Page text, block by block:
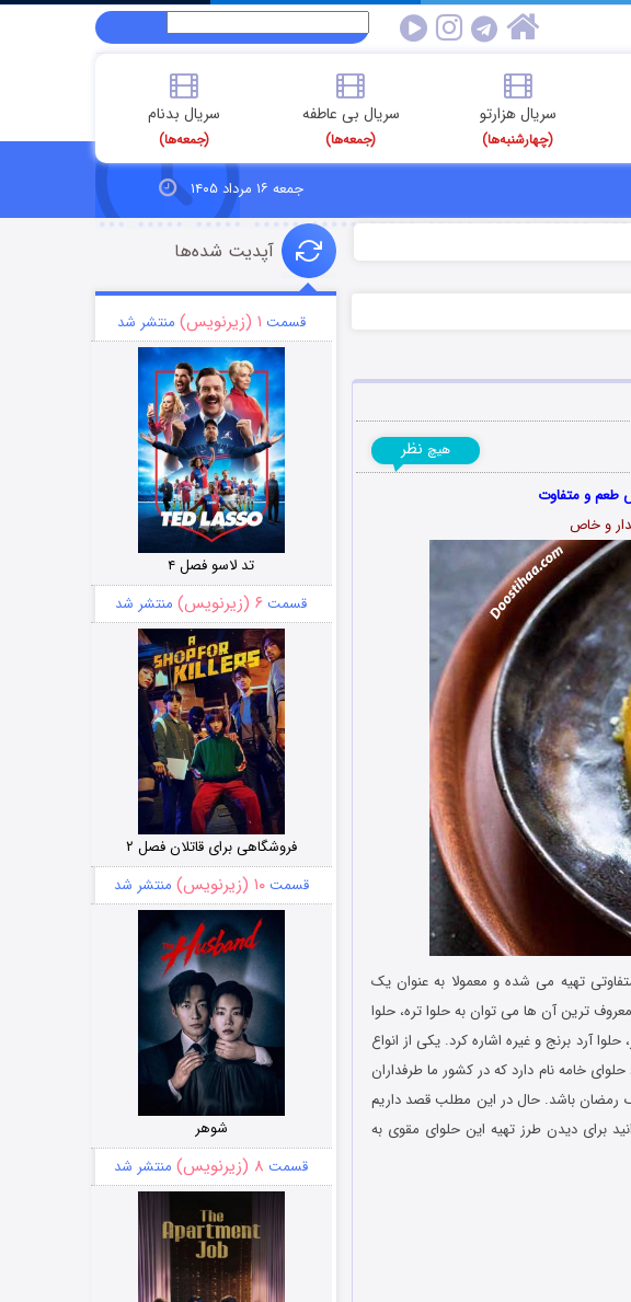
سریال هزارتو
(چهارشنبه‌ها)
سریال بی عاطفه
(جمعه‌ها)
سریال بدنام
(جمعه‌ها)
جمعه ۱۶ مرداد ۱۴۰۵
هیچ نظر
طعم و متفاوت
و خاص
تهیه می شده و معمولا به عنوان یک
ترین آن ها می توان به حلوا تره، حلوا
آرد برنج و غیره اشاره کرد. یکی از انواع
خامه نام دارد که در کشور ما طرفداران
رمضان باشد. حال در این مطلب قصد داریم
برای دیدن طرز تهیه این حلوای مقوی به
آپدیت شده‌ها
قسمت ۱ (زیرنویس) منتشر شد
تد لاسو فصل ۴
قسمت ۶ (زیرنویس) منتشر شد
فروشگاهی برای قاتلان فصل ۲
قسمت۱۰ (زیرنویس) منتشر شد
شوهر
قسمت ۸ (زیرنویس) منتشر شد